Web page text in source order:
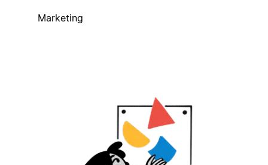
Marketing